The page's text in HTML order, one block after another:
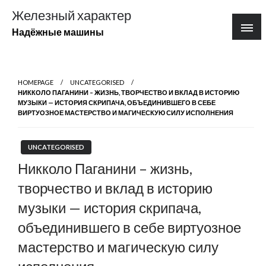
содержимому
Железный характер
Надёжные машины
HOMEPAGE
UNCATEGORISED
НИККОЛО ПАГАНИНИ – ЖИЗНЬ, ТВОРЧЕСТВО И ВКЛАД В ИСТОРИЮ
МУЗЫКИ — ИСТОРИЯ СКРИПАЧА, ОБЪЕДИНИВШЕГО В СЕБЕ
ВИРТУОЗНОЕ МАСТЕРСТВО И МАГИЧЕСКУЮ СИЛУ ИСПОЛНЕНИЯ
UNCATEGORISED
Никколо Паганини – жизнь,
творчество и вклад в историю
музыки — история скрипача,
объединившего в себе виртуозное
мастерство и магическую силу